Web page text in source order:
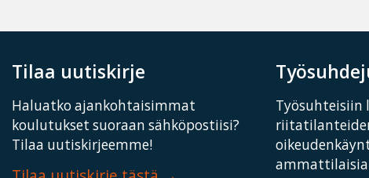
Tilaa uutiskirje
Haluatko ajankohtaisimmat
koulutukset suoraan sähköpostiisi?
Tilaa uutiskirjeemme!
ammattilaisia